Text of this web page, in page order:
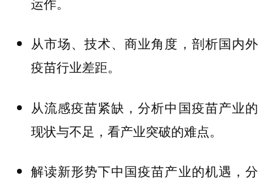
从市场、技术、商业角度，剖析国内外
疫苗行业差距。
从流感疫苗紧缺，分析中国疫苗产业的
现状与不足，看产业突破的难点。
解读新形势下中国疫苗产业的机遇，分